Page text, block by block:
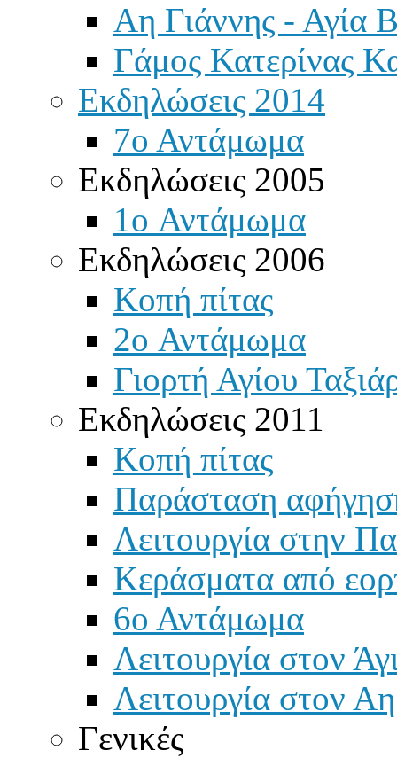
Αη Γιάννης - Αγία
Γάμος Κατερίνας
Εκδηλώσεις 2014
7ο Αντάμωμα
Εκδηλώσεις 2005
1o Αντάμωμα
Εκδηλώσεις 2006
Κοπή πίτας
2o Αντάμωμα
Γιορτή Αγίου
Εκδηλώσεις 2011
Κοπή πίτας
Παράσταση
Λειτουργία στην
Κεράσματα από
6ο Αντάμωμα
Λειτουργία στον
Λειτουργία στον
Γενικές